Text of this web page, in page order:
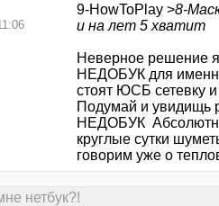
9-HowToPlay >8-
и на лет 5 хватит
Неверное решение я
НЕДОБУК для
стоят ЮСБ сетевку
Подумай и увидищь
НЕДОБУК
круглые сутки
говорим уже о
нетбук?!